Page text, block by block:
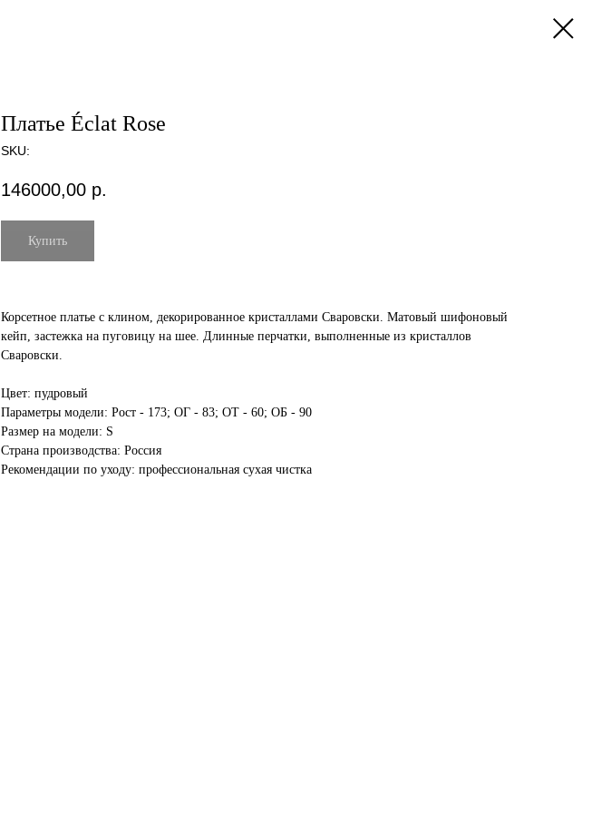
Платье Éclat Rose
SKU:
146000,00 р.
Купить
Корсетное платье с клином, декорированное кристаллами Сваровски. Матовый шифоновый
кейп, застежка на пуговицу на шее. Длинные перчатки, выполненные из кристаллов
Сваровски.
Цвет: пудровый
Параметры модели: Рост - 173; ОГ - 83; ОТ - 60; ОБ - 90
Размер на модели: S
Страна производства: Россия
Рекомендации по уходу: профессиональная сухая чистка